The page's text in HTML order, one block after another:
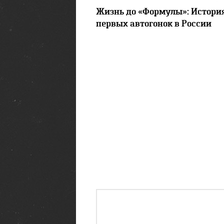
Жизнь до «Формулы»:
первых автогонок в России